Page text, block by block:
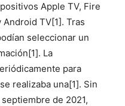
Apple TV, Fire
Android TV[1]. Tras
seleccionar un
La
para
realizaba una[1]. Sin
de 2021,